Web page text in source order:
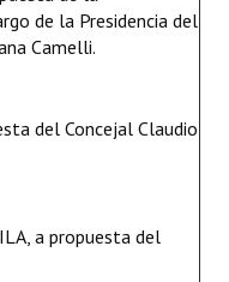
de la Presidencia del
Camelli.
del Concejal Claudio
a propuesta del